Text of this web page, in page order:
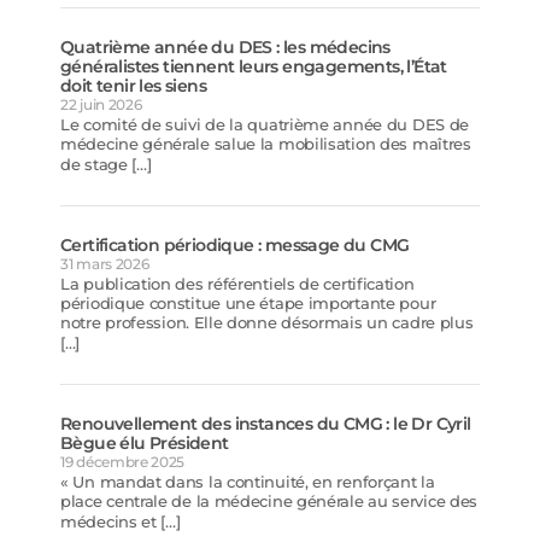
Quatrième année du DES : les médecins
généralistes tiennent leurs engagements, l’État
doit tenir les siens
22 juin 2026
Le comité de suivi de la quatrième année du DES de
médecine générale salue la mobilisation des maîtres
de stage […]
Certification périodique : message du CMG
31 mars 2026
La publication des référentiels de certification
périodique constitue une étape importante pour
notre profession. Elle donne désormais un cadre plus
[…]
Renouvellement des instances du CMG : le Dr Cyril
Bègue élu Président
19 décembre 2025
« Un mandat dans la continuité, en renforçant la
place centrale de la médecine générale au service des
médecins et […]